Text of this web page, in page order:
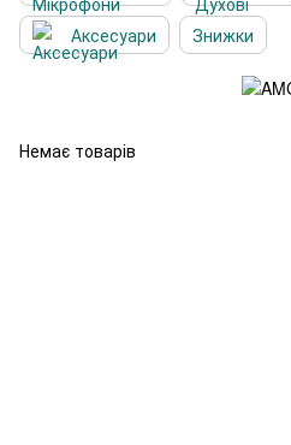
Аксесуари
Знижки
Немає товарів